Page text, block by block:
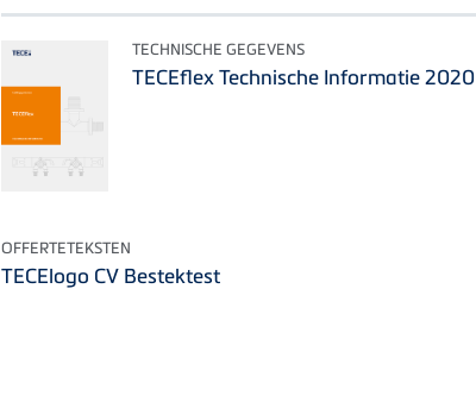
TECHNISCHE GEGEVENS
TECEflex Technische Informatie 2020
OFFERTETEKSTEN
TECElogo CV Bestektest